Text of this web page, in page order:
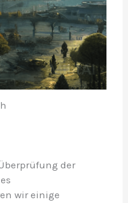
der
wir einige